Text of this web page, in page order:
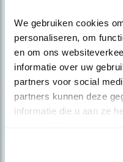
We gebruiken cookies
personaliseren, om
en om ons
informatie over uw
partners voor social
partners kunnen deze
informatie die u aan ze